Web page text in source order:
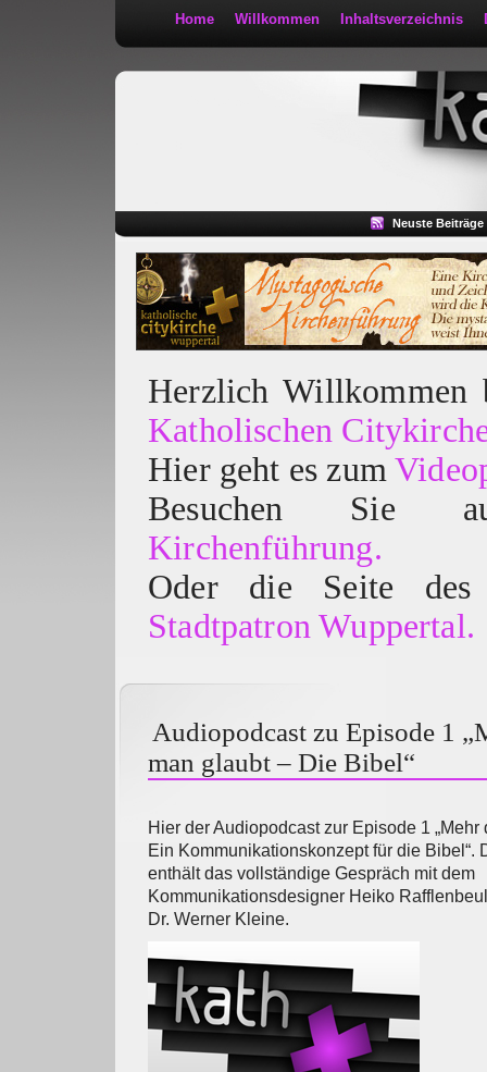
Home Willkommen Inhaltsverzeichnis
Neuste Beiträge
Herzlich
Katholischen
Hier geht es zum
Besuchen
Kirchenführung.
Oder die Seite des
Stadtpatron Wuppertal.
Audiopodcast zu Episode 1
man glaubt – Die Bibel“
Hier der Audiopodcast zur Episode 1
Ein Kommunikationskonzept für die Bibel“.
enthält das vollständige Gespräch mit dem
Kommunikationsdesigner Heiko
Dr. Werner Kleine.